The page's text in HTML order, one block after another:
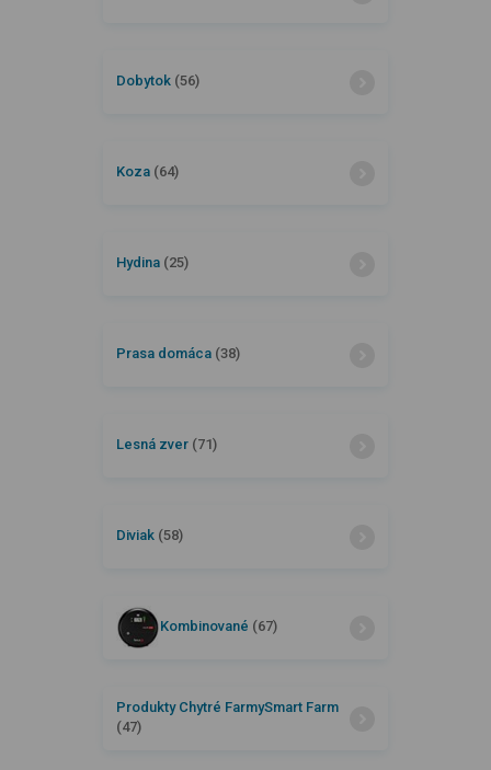
Dobytok (56)
Koza (64)
Hydina (25)
Prasa domáca (38)
Lesná zver (71)
Diviak (58)
Kombinované (67)
Produkty Chytré FarmySmart Farm
(47)